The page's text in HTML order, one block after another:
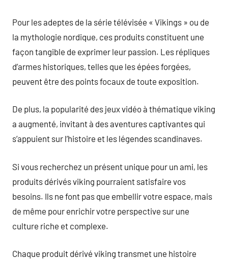
Pour les adeptes de la série télévisée « Vikings » ou de
la mythologie nordique, ces produits constituent une
façon tangible de exprimer leur passion. Les répliques
d’armes historiques, telles que les épées forgées,
peuvent être des points focaux de toute exposition.
De plus, la popularité des jeux vidéo à thématique viking
a augmenté, invitant à des aventures captivantes qui
s’appuient sur l’histoire et les légendes scandinaves.
Si vous recherchez un présent unique pour un ami, les
produits dérivés viking pourraient satisfaire vos
besoins. Ils ne font pas que embellir votre espace, mais
de même pour enrichir votre perspective sur une
culture riche et complexe.
Chaque produit dérivé viking transmet une histoire